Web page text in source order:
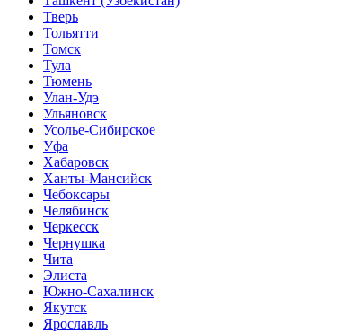
Тверь
Тольятти
Томск
Тула
Тюмень
Улан-Удэ
Ульяновск
Усолье-Сибирское
Уфа
Хабаровск
Ханты-Мансийск
Чебоксары
Челябинск
Черкесск
Чернушка
Чита
Элиста
Южно-Сахалинск
Якутск
Ярославль